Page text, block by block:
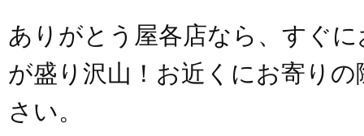
ありがとう屋各店なら、すぐ
が盛り沢山！お近くにお寄り
さい。